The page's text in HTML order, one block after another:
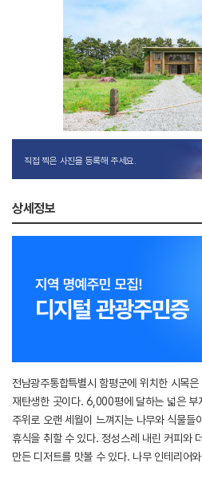
직접 찍은 사진을 등록해 주세요.
상세정보
전남광주통합특별시 함평군에 위치한 시목
재탄생한 곳이다. 6,000평에 달하는 넓은 부
주위로 오랜 세월이 느껴지는 나무와 식물들
휴식을 취할 수 있다. 정성스레 내린 커피와
만든 디저트를 맛볼 수 있다. 나무 인테리어
듯하면서도 예스러움이 고스란히 느껴지는